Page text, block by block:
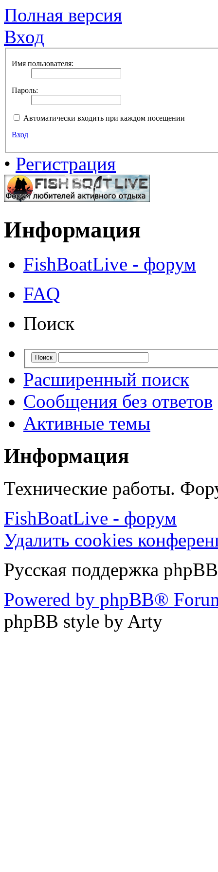
Полная версия
Вход
Имя пользователя:
Пароль:
Автоматически входить при каждом посещении
Вход
• Регистрация
Информация
FishBoatLive - форум
FAQ
Поиск
Расширенный поиск
Сообщения без ответов
Активные темы
Информация
Технические работы.
FishBoatLive - форум
Удалить cookies
Русская поддержка phpBB
Powered by phpBB®
phpBB style by Arty